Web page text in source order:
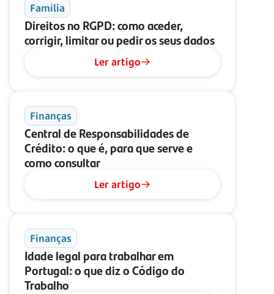
Família
Direitos no RGPD: como aceder,
corrigir, limitar ou pedir os seus dados
Ler artigo
Finanças
Central de Responsabilidades de
Crédito: o que é, para que serve e
como consultar
Ler artigo
Finanças
Idade legal para trabalhar em
Portugal: o que diz o Código do
Trabalho